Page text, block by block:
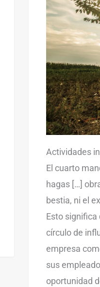
Actividades
El cuarto
hagas […]
bestia, ni el
Esto significa
círculo de
empresa
sus
oportunidad